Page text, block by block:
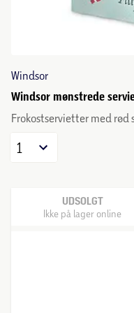
Windsor
Windsor mønstrede
Frokostservietter med rød
1
UDSOLGT
Ikke på lager online